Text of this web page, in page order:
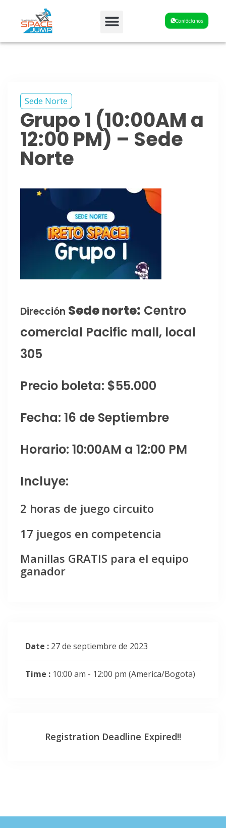
Contáctanos
Sede Norte
Grupo 1 (10:00AM a
12:00 PM) – Sede
Norte
Dirección Sede norte: Centro
comercial Pacific mall, local
305
Precio boleta: $55.000
Fecha: 16 de Septiembre
Horario: 10:00AM a 12:00 PM
Incluye:
2 horas de juego circuito
17 juegos en competencia
Manillas GRATIS para el equipo
ganador
Date : 27 de septiembre de 2023
Time : 10:00 am - 12:00 pm (America/Bogota)
Registration Deadline Expired!!